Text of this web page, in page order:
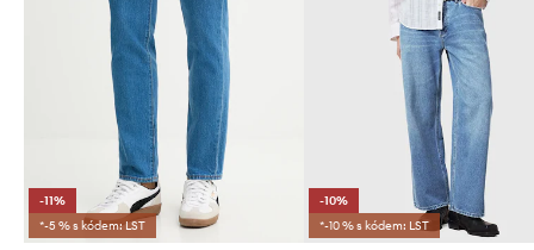
-11%
*-5 % s kódem: LST
-10%
*-10 % s kódem: LST